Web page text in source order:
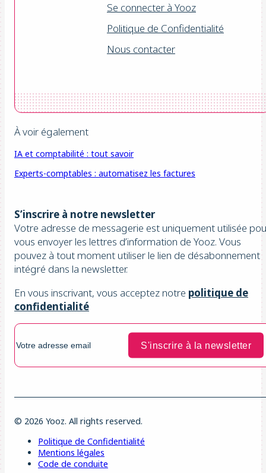
Se connecter à Yooz
Politique de Confidentialité
Nous contacter
À voir également
IA et comptabilité : tout savoir
Experts-comptables : automatisez les factures
S’inscrire à notre newsletter
Votre adresse de messagerie est uniquement utilisée
vous envoyer les lettres d’information de Yooz. Vous
pouvez à tout moment utiliser le lien de désabonnement
intégré dans la newsletter.
En vous inscrivant, vous acceptez notre politique de
confidentialité
© 2026 Yooz. All rights reserved.
Politique de Confidentialité
Mentions légales
Code de conduite